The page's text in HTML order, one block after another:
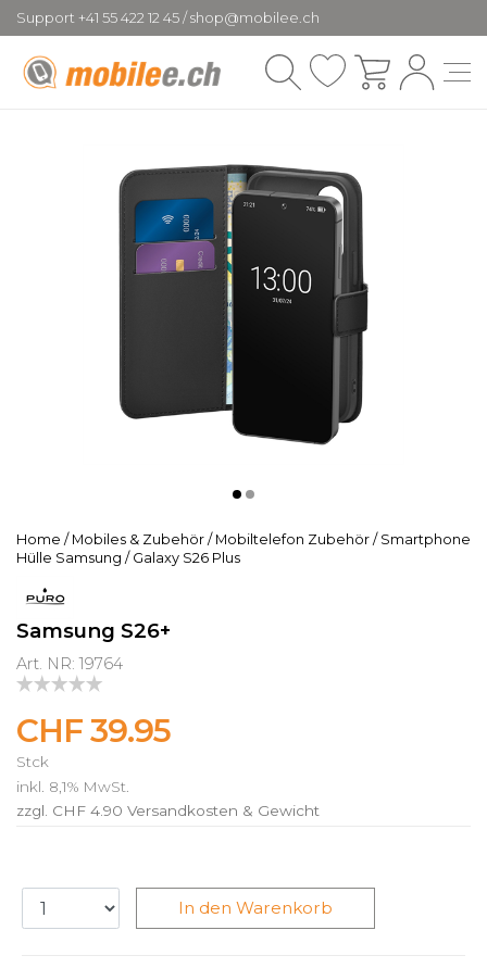
Support +41 55 422 12 45 / shop@mobilee.ch
Home / Mobiles & Zubehör / Mobiltelefon Zubehör / Smartphone
Hülle Samsung / Galaxy S26 Plus
Samsung S26+
Art. NR: 19764
CHF 39.95
Stck
inkl. 8,1% MwSt.
zzgl. CHF 4.90 Versandkosten & Gewicht
In den Warenkorb